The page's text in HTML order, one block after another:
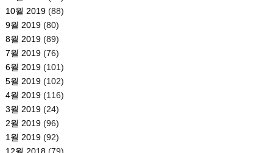
10월 2019(88)
9월 2019(80)
8월 2019(89)
7월 2019(76)
6월 2019(101)
5월 2019(102)
4월 2019(116)
3월 2019(24)
2월 2019(96)
1월 2019(92)
12월 2018(79)